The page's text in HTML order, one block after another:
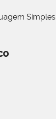
Simples